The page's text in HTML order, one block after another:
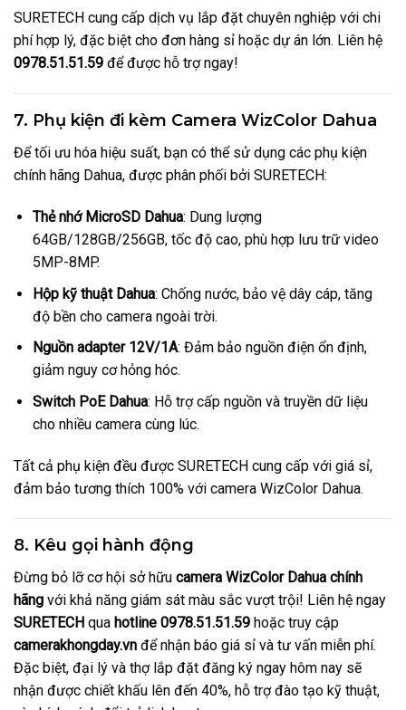
SURETECH cung cấp dịch vụ lắp đặt chuyên nghiệp với chi
phí hợp lý, đặc biệt cho đơn hàng sỉ hoặc dự án lớn. Liên hệ
0978.51.51.59 để được hỗ trợ ngay!
7. Phụ kiện đi kèm Camera WizColor Dahua
Để tối ưu hóa hiệu suất, bạn có thể sử dụng các phụ kiện
chính hãng Dahua, được phân phối bởi SURETECH:
Thẻ nhớ MicroSD Dahua: Dung lượng
64GB/128GB/256GB, tốc độ cao, phù hợp lưu trữ video
5MP-8MP.
Hộp kỹ thuật Dahua: Chống nước, bảo vệ dây cáp, tăng
độ bền cho camera ngoài trời.
Nguồn adapter 12V/1A: Đảm bảo nguồn điện ổn định,
giảm nguy cơ hỏng hóc.
Switch PoE Dahua: Hỗ trợ cấp nguồn và truyền dữ liệu
cho nhiều camera cùng lúc.
Tất cả phụ kiện đều được SURETECH cung cấp với giá sỉ,
đảm bảo tương thích 100% với camera WizColor Dahua.
8. Kêu gọi hành động
Đừng bỏ lỡ cơ hội sở hữu camera WizColor Dahua chính
hãng với khả năng giám sát màu sắc vượt trội! Liên hệ ngay
SURETECH qua hotline 0978.51.51.59 hoặc truy cập
camerakhongday.vn để nhận báo giá sỉ và tư vấn miễn phí.
Đặc biệt, đại lý và thợ lắp đặt đăng ký ngay hôm nay sẽ
nhận được chiết khấu lên đến 40%, hỗ trợ đào tạo kỹ thuật,